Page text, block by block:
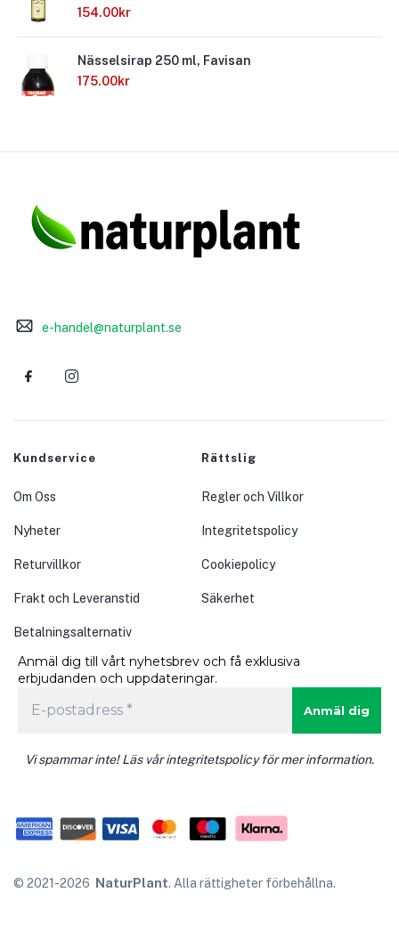
154.00kr
Nässelsirap 250 ml, Favisan
175.00kr
e-handel@naturplant.se
Kundservice
Om Oss
Nyheter
Returvillkor
Frakt och Leveranstid
Betalningsalternativ
Rättslig
Regler och Villkor
Integritetspolicy
Cookiepolicy
Säkerhet
Anmäl dig till vårt nyhetsbrev och få exklusiva
erbjudanden och uppdateringar.
Vi spammar inte! Läs vår integritetspolicy för mer information.
© 2021-2026 NaturPlant. Alla rättigheter förbehållna.